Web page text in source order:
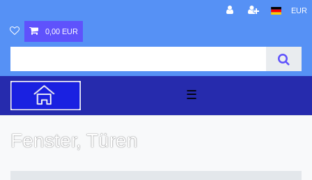
EUR
0,00 EUR
☰
Fenster, Türen